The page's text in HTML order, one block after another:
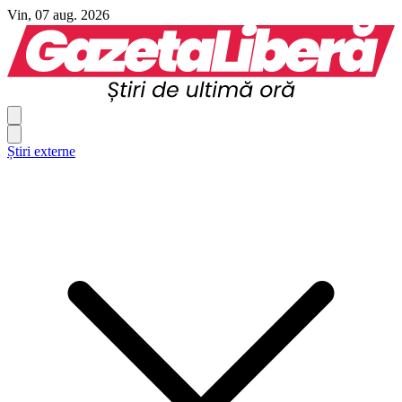
Vin, 07 aug. 2026
Știri externe